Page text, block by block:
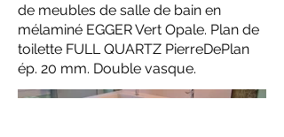
de meubles de salle de bain en
mélaminé EGGER Vert Opale. Plan de
toilette FULL QUARTZ PierreDePlan
ép. 20 mm. Double vasque.